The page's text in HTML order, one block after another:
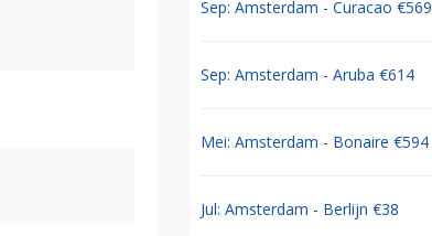
Sep: Amsterdam - Curacao €569
Sep: Amsterdam - Aruba €614
Mei: Amsterdam - Bonaire €594
Jul: Amsterdam - Berlijn €38